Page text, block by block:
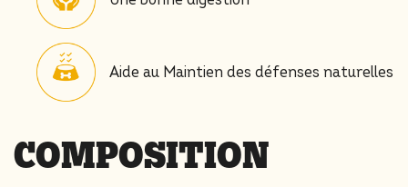
Aide au Maintien des défenses naturelles
COMPOSITION